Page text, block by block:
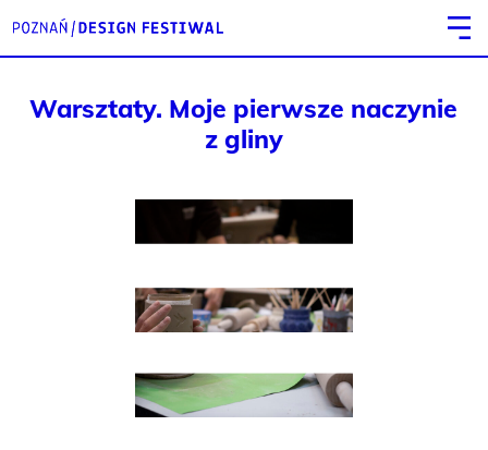
Warsztaty. Moje pierwsze naczynie
z gliny